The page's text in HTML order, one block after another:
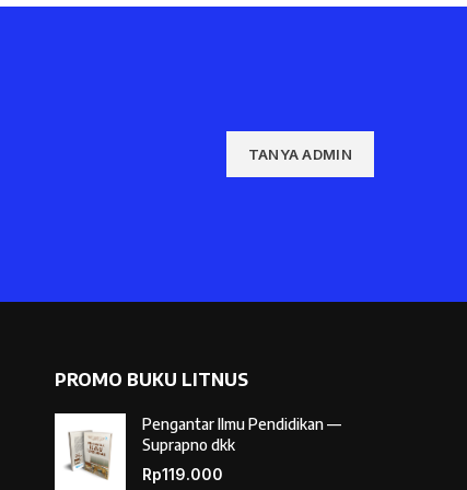
TANYA ADMIN
PROMO BUKU LITNUS
Pengantar Ilmu Pendidikan —
Suprapno dkk
Rp119.000